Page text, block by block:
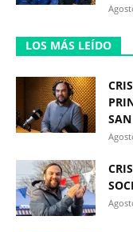
LOS MÁS LEÍDO